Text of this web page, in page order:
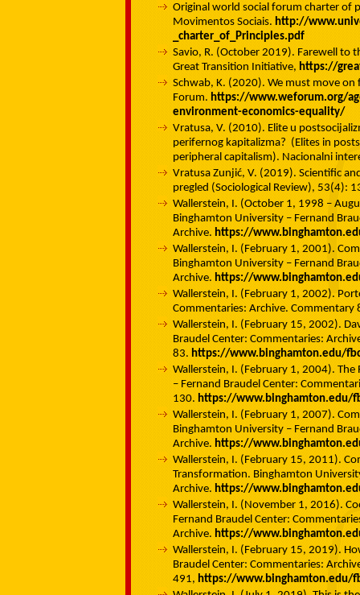
Original world social forum charter of
Movimentos Sociais. http://
_charter_of_Principles.pdf
Savio, R. (October 2019). Farewell to
Great Transition Initiative, https://
Schwab, K. (2020). We must move
Forum. https://www.weforum.org/
environment-economics-equality/
Vratusa, V. (2010). Elite u
perifernog kapitalizma? (Elites in
peripheral capitalism). Nacionalni
Vratusa Zunjić, V. (2019). Scientific
pregled (Sociological Review), 53(4):
Wallerstein, I. (October 1, 1998 –
Binghamton University – Fernand
Archive. https://
Wallerstein, I. (February 1, 2001).
Binghamton University – Fernand
Archive. https://
Wallerstein, I. (February 1, 2002).
Commentaries: Archive. Commentary
Wallerstein, I. (February 15, 2002).
Braudel Center: Commentaries:
83. https://www.binghamton.edu/
Wallerstein, I. (February 1, 2004).
– Fernand Braudel Center:
130. https://www.binghamton.edu/
Wallerstein, I. (February 1, 2007).
Binghamton University – Fernand
Archive. https://
Wallerstein, I. (February 15, 2011).
Transformation. Binghamton
Archive. https://
Wallerstein, I. (November 1, 2016).
Fernand Braudel Center:
Archive. https://
Wallerstein, I. (February 15, 2019).
Braudel Center: Commentaries:
491, https://www.binghamton.edu/